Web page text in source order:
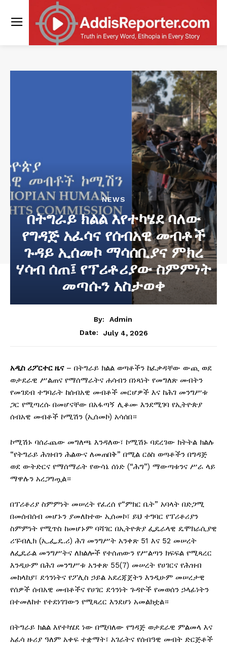
NEWS
በትግራይ ክልል እየተካሄደ ባለው
የግዳጅ አፈሳና የሰብአዊ መብቶች
ጉዳይ ኢሰመኮ ማሳሰቢያና ምክረ
ሃሳብ ሰጠ፤ የፕሪቶሪያው ስምምነት
መጣሱን አስታወቀ
By:
Admin
Date:
July 4, 2026
አዲስ ሪፖርተር ዜና– በትግራይ ክልል ወጣቶችን ከፈቃዳቸው ውጪ ወደ
ወታደራዊ ሥልጠና የማሰማራትና ሐሳብን በነጻነት የመግለጽ መብትን
የመገደብ ተግባራት ከሰብአዊ መብቶች መርሆዎች እና ከሕገ መንግሥቱ
ጋር የሚጣረሱ በመሆናቸው በአፋጣኝ ሊቆሙ እንደሚገባ የኢትዮጵያ
ሰብአዊ መብቶች ኮሚሽን (ኢሰመኮ) አሳሰበ።
ኮሚሽኑ ባሰራጨው መግለጫ እንዳለው፣ ኮሚሽኑ ባደረገው ክትትል ክልሉ
“የትግራይ ሕዝብን ሕልውና ለመጠበቅ” በሚል ርዕስ ወጣቶችን በግዳጅ
ወደ ውትድርና የማሰማራት የውሳኔ ሰነድ (“ሕግ”) ማውጣቱንና ሥራ ላይ
ማዋሉን አረጋግጧል።
በፕሪቶሪያ ስምምነት መሠረት የፈረሰ የ“ምክር ቤት” አባላት በድጋሚ
በመሰብሰብ መሆኑን ያመለከተው ኢሰመኮ፣ ይህ ተግባር የፕሪቶሪያን
ስምምነት የሚጥስ ከመሆኑም ባሻገር በኢትዮጵያ ፌዴራላዊ ዴሞክራሲያዊ
ሪፑብሊክ (ኢ.ፌ.ዴ.ሪ) ሕገ መንግሥት አንቀጽ 51 እና 52 መሠረት
ለፌዴራል መንግሥትና ለክልሎች የተሰጠውን የሥልጣን ክፍፍል የሚጻረር
እንዲሁም በሕገ መንግሥቱ አንቀጽ 55(7) መሠረት የሀገርና የሕዝብ
መከላከያ፣ ደኅንነትና የፖሊስ ኃይል አደረጃጀትን እንዲሁም መሠረታዊ
የሰዎች ሰብአዊ መብቶችና የሀገር ደኅንነት ጉዳዮች የመወሰን ኃላፊነትን
በተመለከተ የተደነገገውን የሚጻረር እንደሆነ አመልክቷል።
በትግራይ ክልል እየተካሄደ ነው በሚባለው የግዳጅ ወታደራዊ ምልመላ እና
አፈሳ ዙሪያ ዓለም አቀፍ ተቋማት፣ አገራትና የሰብዓዊ መብት ድርጅቶች